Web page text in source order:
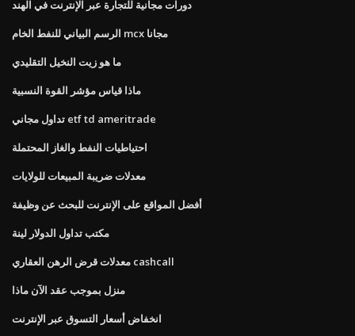
دورات مجانية للتجارة عبر الإنترنت في الهند
الرسم البياني للنفط الخام mcx مجانا
ما هو زيت النخيل التقليدي
ماذا قياس مؤشر القوة النسبية
تداول مجاني etf td ameritrade
احتياطيات النفط والغاز المحتملة
معدلات ضريبة المبيعات للولايات
أفضل المواقع على الإنترنت للبحث عن وظيفة
مكتب تداول الدولار لينة
معدلات قرض الرهن العقاري cashcall
منزل بموجب عقد الآن ماذا
انخفاض أسعار التسوق عبر الإنترنت